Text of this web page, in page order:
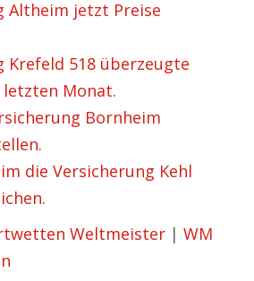
Altheim jetzt Preise
Krefeld 518 überzeugte
letzten Monat.
Bornheim
die Versicherung Kehl
Weltmeister | WM